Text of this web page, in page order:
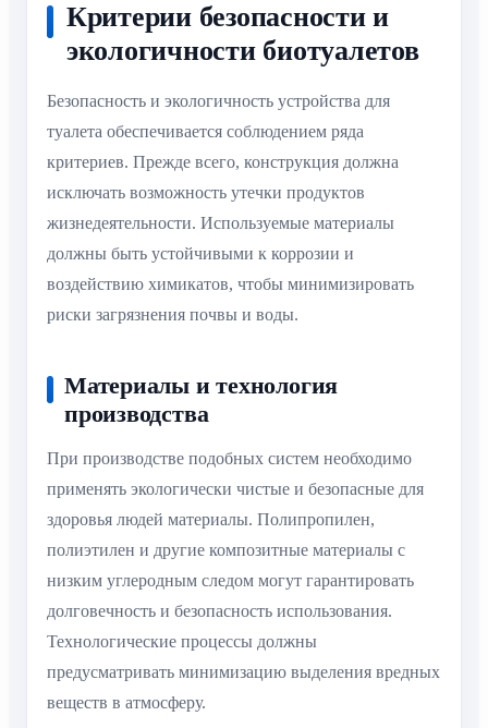
Критерии безопасности и
экологичности биотуалетов
Безопасность и экологичность устройства для
туалета обеспечивается соблюдением ряда
критериев. Прежде всего, конструкция должна
исключать возможность утечки продуктов
жизнедеятельности. Используемые материалы
должны быть устойчивыми к коррозии и
воздействию химикатов, чтобы минимизировать
риски загрязнения почвы и воды.
Материалы и технология
производства
При производстве подобных систем необходимо
применять экологически чистые и безопасные для
здоровья людей материалы. Полипропилен,
полиэтилен и другие композитные материалы с
низким углеродным следом могут гарантировать
долговечность и безопасность использования.
Технологические процессы должны
предусматривать минимизацию выделения вредных
веществ в атмосферу.